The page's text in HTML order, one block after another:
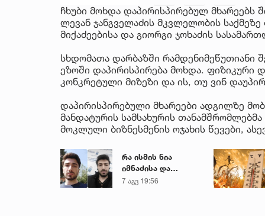
ჩხუბი მოხდა დაპირისპირებულ მხარეებს
ლევან ჯანგველაძის მკვლელობის
მიქაძეებისა და გიორგი ჯოხაძის
სხდომათა დარბაზში რამდენიმეწუთიანი
ეზოში დაპირისპირება მოხდა. ფიზიკური
კონკრეტული მიზეზი და ის, თუ ვინ
დაპირისპირებული მხარეები ადგილზე
მანდატურის სამსახურის
მოკლული ბიზნესმენის ოჯახის წევები,
რა ისმის ნია
იმნაძისა და
მამამისის ფარული
7 აგვ 19:56